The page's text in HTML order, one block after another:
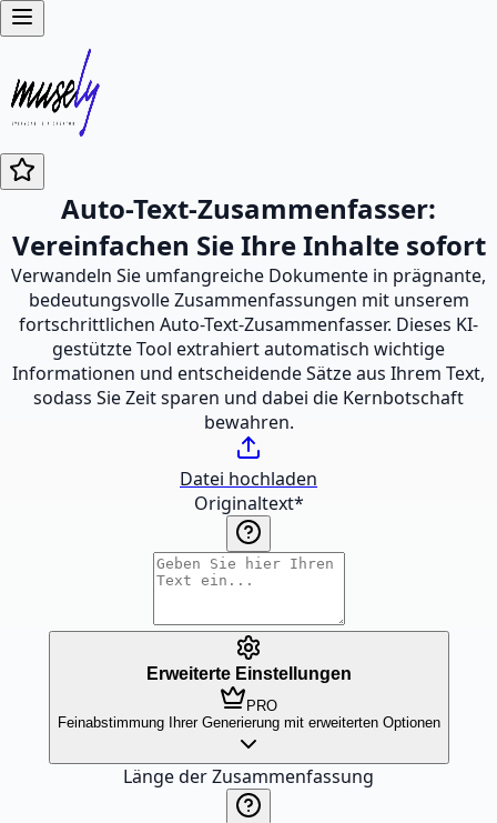
Auto-Text-Zusammenfasser:
Vereinfachen Sie Ihre Inhalte sofort
Verwandeln Sie umfangreiche Dokumente in prägnante,
bedeutungsvolle Zusammenfassungen mit unserem
fortschrittlichen Auto-Text-Zusammenfasser. Dieses KI-
gestützte Tool extrahiert automatisch wichtige
Informationen und entscheidende Sätze aus Ihrem Text,
sodass Sie Zeit sparen und dabei die Kernbotschaft
bewahren.
Datei hochladen
Originaltext*
Erweiterte Einstellungen
PRO
Feinabstimmung Ihrer Generierung mit erweiterten Optionen
Länge der Zusammenfassung